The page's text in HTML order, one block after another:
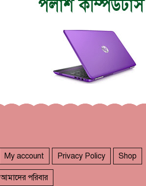
My account Privacy Policy Shop
আমাদের পরিবার